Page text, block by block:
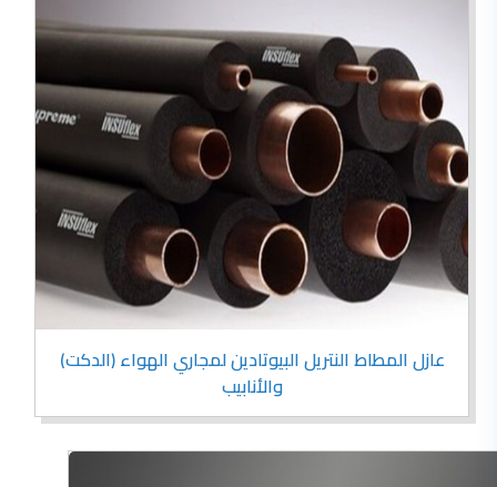
عازل المطاط النتريل البيوتادين لمجاري الهواء (الدكت)
والأنابيب